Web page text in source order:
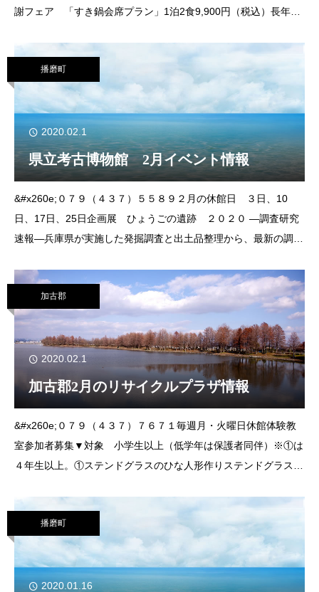
謝フェア 「すき鍋会席プラン」1泊2食9,900円（税込）長年ご
気持ちを込めて、食材に
播磨町
2020.02.1
県立考古博物館 2月イベント情報
&#x260e;０７９（４３７）５５８９２月の休館日 ３日、10
日、17日、25日企画展 ひょうごの遺跡 ２０２０ ―調査研究
速報―兵庫県が実施した発掘調査と出土品整理から、最新の調査
調査報告書に掲載した遺跡
加古郡
2020.02.1
加古郡2月のリサイクルプラザ情報
&#x260e;０７９（４３７）７６７１毎週月・火曜日休館体験教
室参加者募集▼対象 小学生以上（低学年は保護者同伴）※①は
４年生以上。①ステンドグラスのひな人形作りステンドグラスを
２日㈰ 午前９時30分～正
播磨町
2020.01.16